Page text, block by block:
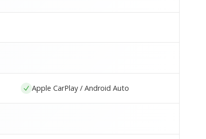
Apple CarPlay / Android Auto